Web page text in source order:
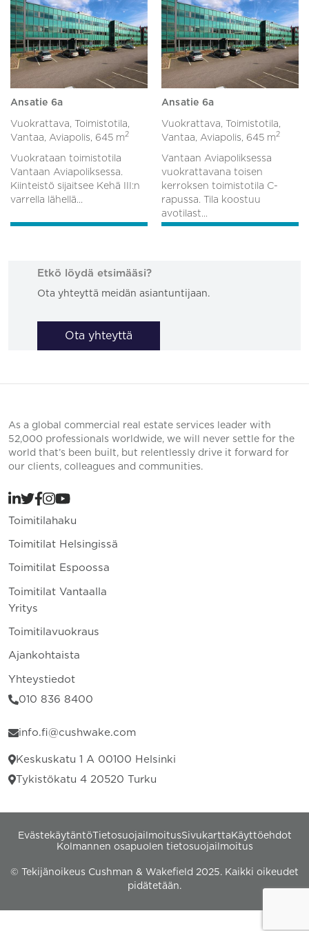
Ansatie 6a
Vuokrattava, Toimistotila,
Vantaa, Aviapolis, 645 m2
Vuokrataan toimistotila
Vantaan Aviapoliksessa.
Kiinteistö sijaitsee Kehä III:n
varrella lähellä...
Ansatie 6a
Vuokrattava, Toimistotila,
Vantaa, Aviapolis, 645 m2
Vantaan Aviapoliksessa
vuokrattavana toisen
kerroksen toimistotila C-
rapussa. Tila koostuu
avotilast...
Etkö löydä etsimääsi?
Ota yhteyttä meidän asiantuntijaan.
Ota yhteyttä
As a global commercial real estate services leader with
52,000 professionals worldwide, we will never settle for the
world that’s been built, but relentlessly drive it forward for
our clients, colleagues and communities.
Toimitilahaku
Toimitilat Helsingissä
Toimitilat Espoossa
Toimitilat Vantaalla
Yritys
Toimitilavuokraus
Ajankohtaista
Yhteystiedot
010 836 8400
info.fi@cushwake.com
Keskuskatu 1 A 00100 Helsinki
Tykistökatu 4 20520 Turku
EvästekäytäntöTietosuojailmoitusSivukartta Käyttöehdot
Kolmannen osapuolen tietosuojailmoitus
© Tekijänoikeus Cushman & Wakefield 2025. Kaikki oikeudet
pidätetään.